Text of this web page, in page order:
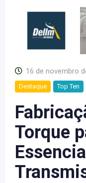
16 de novembro
Destaque Top Ten
Torque